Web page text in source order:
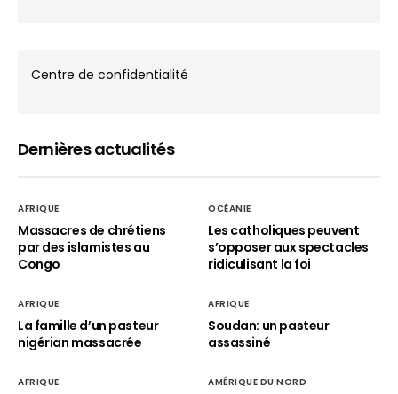
Centre de confidentialité
Dernières actualités
AFRIQUE
Massacres de chrétiens
par des islamistes au
Congo
OCÉANIE
Les catholiques peuvent
s’opposer aux spectacles
ridiculisant la foi
AFRIQUE
La famille d’un pasteur
nigérian massacrée
AFRIQUE
Soudan: un pasteur
assassiné
AFRIQUE AMÉRIQUE DU NORD